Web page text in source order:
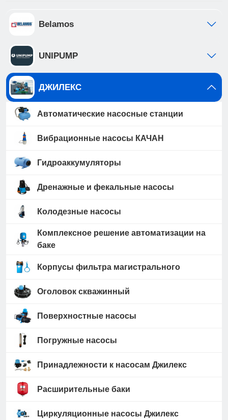
Belamos
UNIPUMP
ДЖИЛЕКС
Автоматические насосные станции
Вибрационные насосы КАЧАН
Гидроаккумуляторы
Дренажные и фекальные насосы
Колодезные насосы
Комплексное решение автоматизации на
баке
Корпусы фильтра магистрального
Оголовок скважинный
Поверхностные насосы
Погружные насосы
Принадлежности к насосам Джилекс
Расширительные баки
Циркуляционные насосы Джилекс